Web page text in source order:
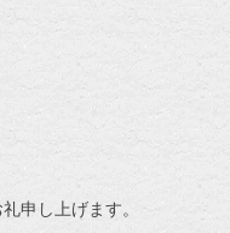
申し上げます。